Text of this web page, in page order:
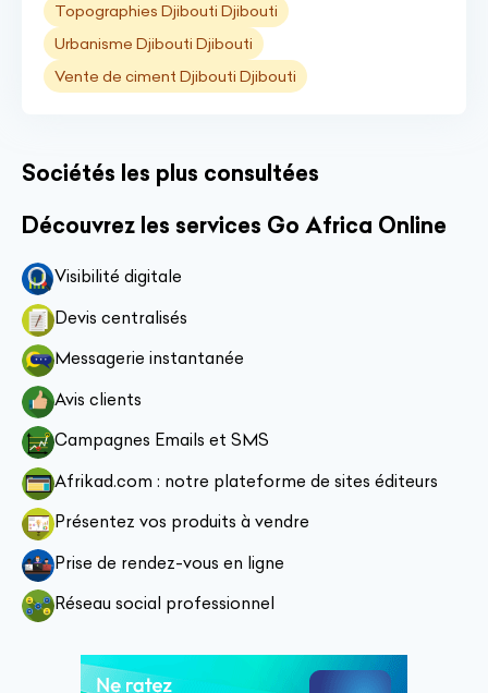
Topographies Djibouti Djibouti
Urbanisme Djibouti Djibouti
Vente de ciment Djibouti Djibouti
Sociétés les plus consultées
Découvrez les services Go Africa Online
Visibilité digitale
Devis centralisés
Messagerie instantanée
Avis clients
Campagnes Emails et SMS
Afrikad.com : notre plateforme de sites éditeurs
Présentez vos produits à vendre
Prise de rendez-vous en ligne
Réseau social professionnel